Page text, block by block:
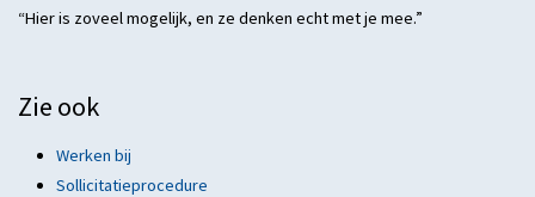
“Hier is zoveel mogelijk, en ze denken echt met je mee.”
Zie ook
Werken bij
Sollicitatieprocedure